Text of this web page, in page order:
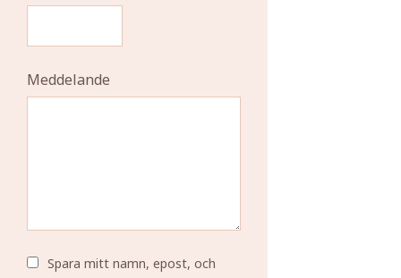
Meddelande
Spara mitt namn, epost, och